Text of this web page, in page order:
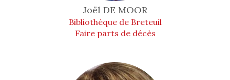
Joël DE MOOR
Bibliothéque de Breteuil
Faire parts de décès